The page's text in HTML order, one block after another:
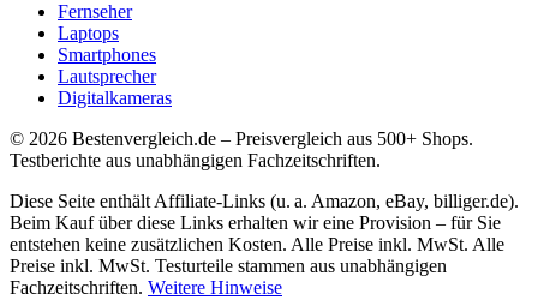
Fernseher
Laptops
Smartphones
Lautsprecher
Digitalkameras
© 2026 Bestenvergleich.de – Preisvergleich aus 500+ Shops.
Testberichte aus unabhängigen Fachzeitschriften.
Diese Seite enthält Affiliate-Links (u. a. Amazon, eBay, billiger.de).
Beim Kauf über diese Links erhalten wir eine Provision – für Sie
entstehen keine zusätzlichen Kosten. Alle Preise inkl. MwSt. Alle
Preise inkl. MwSt. Testurteile stammen aus unabhängigen
Fachzeitschriften. Weitere Hinweise